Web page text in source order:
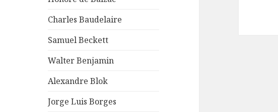
Charles Baudelaire
Samuel Beckett
Walter Benjamin
Alexandre Blok
Jorge Luis Borges